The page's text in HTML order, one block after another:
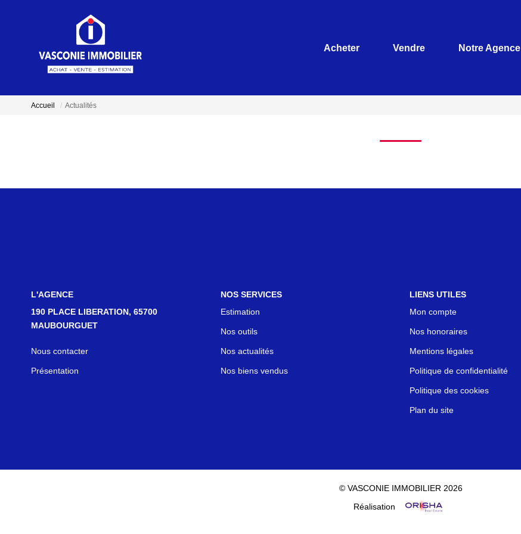
Acheter Vendre Notre Agence
Accueil Actualités
L'AGENCE
190 PLACE LIBERATION, 65700
MAUBOURGUET
Nous contacter
Présentation
NOS SERVICES
Estimation
Nos outils
Nos actualités
Nos biens vendus
LIENS UTILES
Mon compte
Nos honoraires
Mentions légales
Politique de confidentialité
Politique des cookies
Plan du site
© VASCONIE IMMOBILIER 2026
Réalisation